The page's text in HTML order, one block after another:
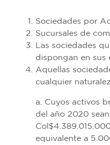
Sociedades por
Sucursales de
Las sociedades
dispongan en sus
Aquellas
cualquier
a. Cuyos activos
del año 2020
equivalente a